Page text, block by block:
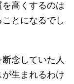
高くするのは
とになるでし
念していた人
生まれるわけ